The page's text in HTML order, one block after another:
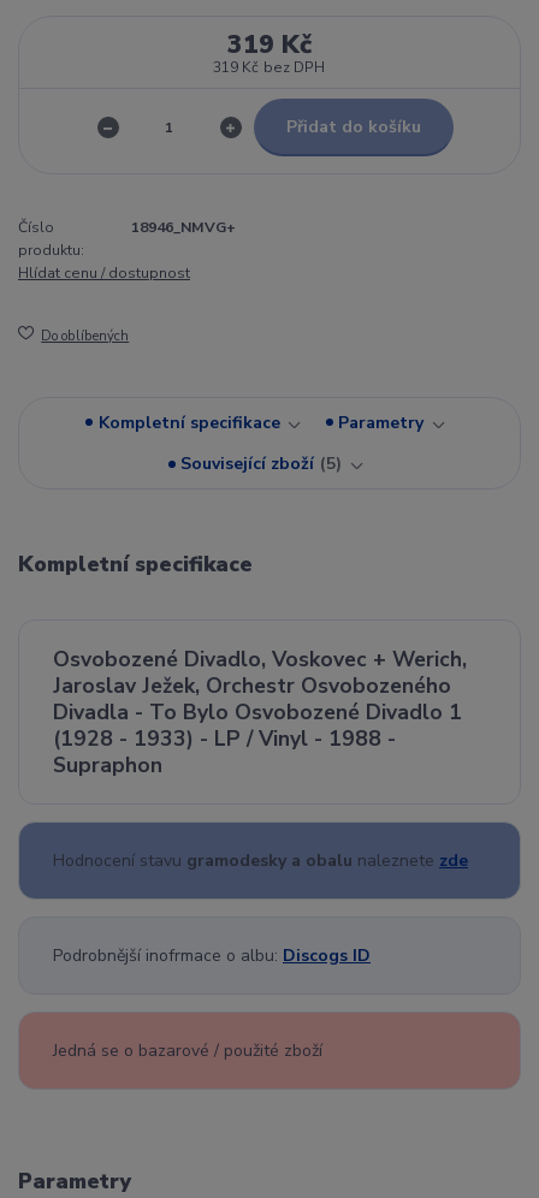
319 Kč
319 Kč bez DPH
Přidat do košíku
Číslo
produktu:
18946_NMVG+
Hlídat cenu / dostupnost
Do oblíbených
Kompletní specifikace
Parametry
Související zboží 5
Kompletní specifikace
Osvobozené Divadlo, Voskovec + Werich,
Jaroslav Ježek, Orchestr Osvobozeného
Divadla - To Bylo Osvobozené Divadlo 1
(1928 - 1933) - LP / Vinyl - 1988 -
Supraphon
Hodnocení stavu gramodesky a obalu naleznete zde
Podrobnější inofrmace o albu: Discogs ID
Jedná se o bazarové / použité zboží
Parametry